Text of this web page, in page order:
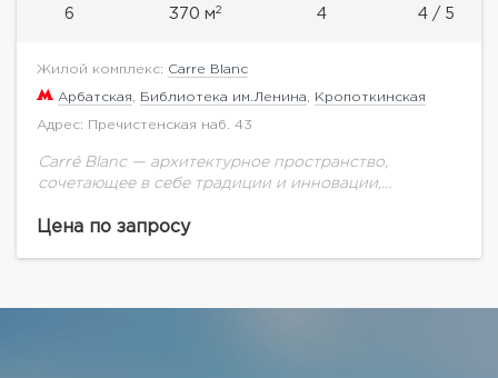
6 370 м2 4 4 / 5
Жилой комплекс: Carre Blanc
Арбатская Библиотека им.Ленина Кропоткинская
Адрес: Пречистенская наб. 43
Carré Blanc — архитектурное пространство,
сочетающее в себе традиции и инновации,
до совершенства понимание комфорта,
Цена по запросу